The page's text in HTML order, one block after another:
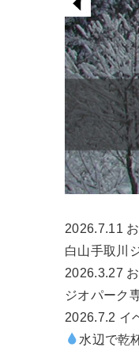
2026.7.11
白山手取川
2026.3.27
ジオパーク
2026.7.2 イ
水辺で乾